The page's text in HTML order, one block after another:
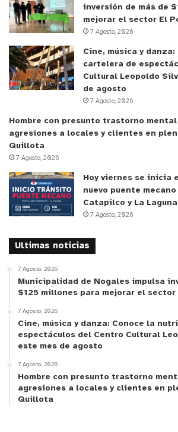
inversión de más de
mejorar el sector El
7 Agosto, 2026
Cine, música y
cartelera de
Cultural Leopoldo
de agosto
7 Agosto, 2026
Hombre con presunto trastorno
agresiones a locales y clientes en
Quillota
7 Agosto, 2026
Hoy viernes se inicia
nuevo puente
Catapilco y La Laguna
7 Agosto, 2026
Ultimas noticias
7 Agosto, 2026
Municipalidad de Nogales impulsa
$125 millones para mejorar el sector
7 Agosto, 2026
Cine, música y danza: Conoce la
espectáculos del Centro Cultural
este mes de agosto
7 Agosto, 2026
Hombre con presunto trastorno
agresiones a locales y clientes en
Quillota